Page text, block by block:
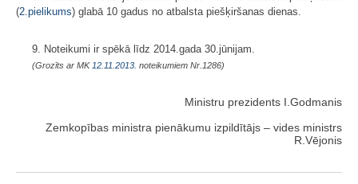
(2.pielikums) glabā 10 gadus no atbalsta piešķiršanas dienas.
9. Noteikumi ir spēkā līdz 2014.gada 30.jūnijam.
(Grozīts ar MK 12.11.2013. noteikumiem Nr.1286)
Ministru prezidents I.Godmanis
Zemkopības ministra pienākumu izpildītājs – vides ministrs
R.Vējonis